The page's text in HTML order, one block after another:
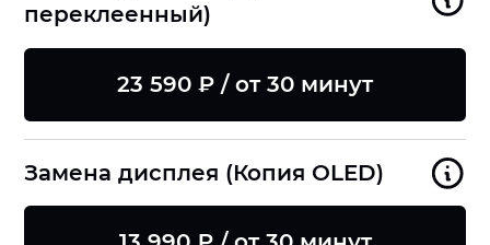
переклеенный)
23 590 ₽ / от 30 минут
Замена дисплея (Копия OLED)